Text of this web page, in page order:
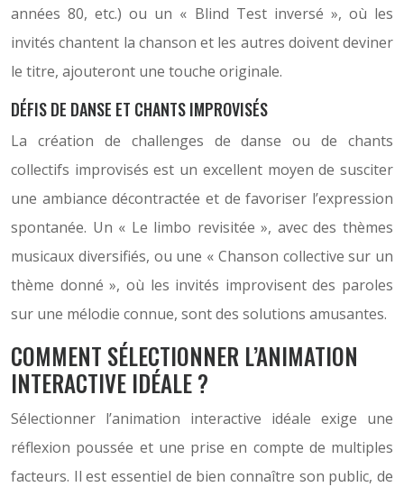
années 80, etc.) ou un « Blind Test inversé », où les
invités chantent la chanson et les autres doivent deviner
le titre, ajouteront une touche originale.
DÉFIS DE DANSE ET CHANTS IMPROVISÉS
La création de challenges de danse ou de chants
collectifs improvisés est un excellent moyen de susciter
une ambiance décontractée et de favoriser l’expression
spontanée. Un « Le limbo revisitée », avec des thèmes
musicaux diversifiés, ou une « Chanson collective sur un
thème donné », où les invités improvisent des paroles
sur une mélodie connue, sont des solutions amusantes.
COMMENT SÉLECTIONNER L’ANIMATION
INTERACTIVE IDÉALE ?
Sélectionner l’animation interactive idéale exige une
réflexion poussée et une prise en compte de multiples
facteurs. Il est essentiel de bien connaître son public, de